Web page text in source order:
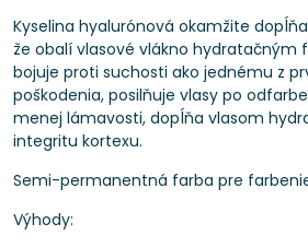
Kyselina hyalurónová okamžite
že obalí vlasové vlákno hydratačným
bojuje proti suchosti ako jednému z
poškodenia, posilňuje vlasy po
menej lámavosti, dopĺňa vlasom
integritu kortexu.
Semi-permanentná farba pre
Výhody: